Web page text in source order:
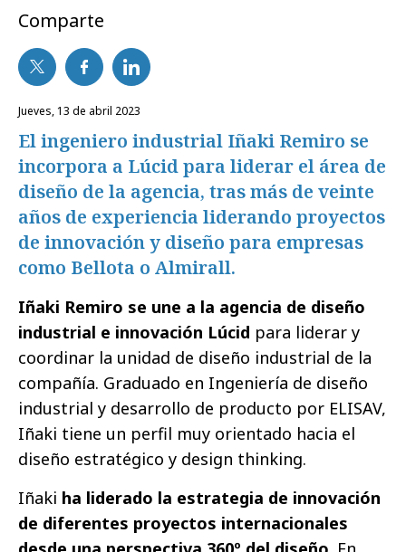
Comparte
jueves, 13 de abril 2023
El ingeniero industrial Iñaki Remiro se
incorpora a Lúcid para liderar el área de
diseño de la agencia, tras más de veinte
años de experiencia liderando proyectos
de innovación y diseño para empresas
como Bellota o Almirall.
Iñaki Remiro se une a la agencia de diseño
industrial e innovación Lúcid para liderar y
coordinar la unidad de diseño industrial de la
compañía. Graduado en Ingeniería de diseño
industrial y desarrollo de producto por ELISAV,
Iñaki tiene un perfil muy orientado hacia el
diseño estratégico y design thinking.
Iñaki ha liderado la estrategia de innovación
de diferentes proyectos internacionales